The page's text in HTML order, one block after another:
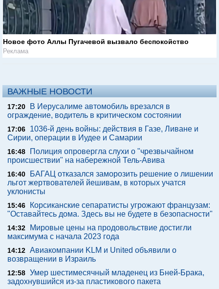
Новое фото Аллы Пугачевой вызвало беспокойство
Реклама
ВАЖНЫЕ НОВОСТИ
17:20
В Иерусалиме автомобиль врезался в
ограждение, водитель в критическом состоянии
17:06
1036-й день войны: действия в Газе, Ливане и
Сирии, операции в Иудее и Самарии
16:48
Полиция опровергла слухи о "чрезвычайном
происшествии" на набережной Тель-Авива
16:40
БАГАЦ отказался заморозить решение о лишении
льгот жертвователей йешивам, в которых учатся
уклонисты
15:46
Корсиканские сепаратисты угрожают французам:
"Оставайтесь дома. Здесь вы не будете в безопасности"
14:32
Мировые цены на продовольствие достигли
максимума с начала 2023 года
14:12 Авиакомпании KLM и United объявили о
возвращении в Израиль
12:58 Умер шестимесячный младенец из Бней-Брака,
задохнувшийся из-за пластикового пакета